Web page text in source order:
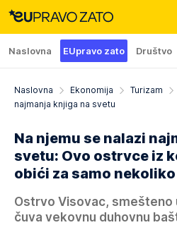
Naslovna EUpravo zato Društvo
Naslovna Ekonomija Turizam
najmanja knjiga na svetu
Na njemu se nalazi
svetu: Ovo ostrvce iz
obići za samo
Ostrvo Visovac, smešteno
čuva vekovnu duhovnu